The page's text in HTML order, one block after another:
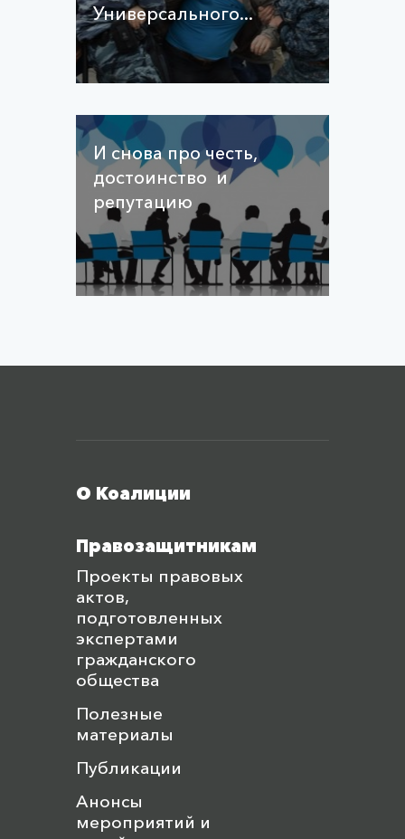
Универсального...
И снова про честь,
достоинство и
репутацию
О Коалиции
Правозащитникам
Проекты правовых
актов,
подготовленных
экспертами
гражданского
общества
Полезные
материалы
Публикации
Анонсы
мероприятий и